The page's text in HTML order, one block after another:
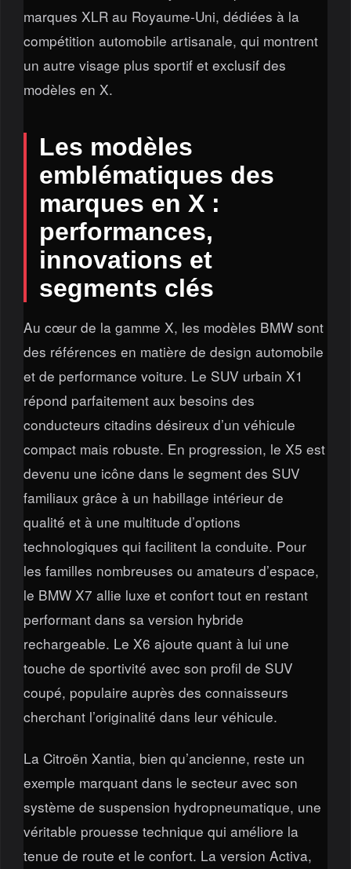
marques XLR au Royaume-Uni, dédiées à la
compétition automobile artisanale, qui montrent
un autre visage plus sportif et exclusif des
modèles en X.
Les modèles
emblématiques des
marques en X :
performances,
innovations et
segments clés
Au cœur de la gamme X, les modèles BMW sont
des références en matière de design automobile
et de performance voiture. Le SUV urbain X1
répond parfaitement aux besoins des
conducteurs citadins désireux d’un véhicule
compact mais robuste. En progression, le X5 est
devenu une icône dans le segment des SUV
familiaux grâce à un habillage intérieur de
qualité et à une multitude d’options
technologiques qui facilitent la conduite. Pour
les familles nombreuses ou amateurs d’espace,
le BMW X7 allie luxe et confort tout en restant
performant dans sa version hybride
rechargeable. Le X6 ajoute quant à lui une
touche de sportivité avec son profil de SUV
coupé, populaire auprès des connaisseurs
cherchant l’originalité dans leur véhicule.
La Citroën Xantia, bien qu’ancienne, reste un
exemple marquant dans le secteur avec son
système de suspension hydropneumatique, une
véritable prouesse technique qui améliore la
tenue de route et le confort. La version Activa,